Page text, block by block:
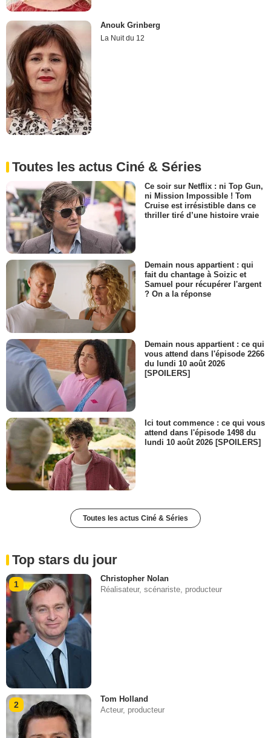
Anouk Grinberg
La Nuit du 12
Toutes les actus Ciné & Séries
Ce soir sur Netflix : ni Top Gun,
ni Mission Impossible ! Tom
Cruise est irrésistible dans ce
thriller tiré d’une histoire vraie
Demain nous appartient : qui
fait du chantage à Soizic et
Samuel pour récupérer l'argent
? On a la réponse
Demain nous appartient : ce qui
vous attend dans l'épisode 2266
du lundi 10 août 2026
[SPOILERS]
Ici tout commence : ce qui vous
attend dans l'épisode 1498 du
lundi 10 août 2026 [SPOILERS]
Toutes les actus Ciné & Séries
Top stars du jour
1
Christopher Nolan
Réalisateur, scénariste, producteur
2
Tom Holland
Acteur, producteur